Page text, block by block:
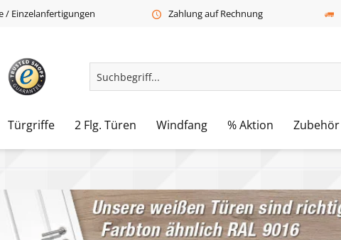
/ Einzelanfertigungen Zahlung auf Rechnung
Türgriffe 2 Flg. Türen Windfang % Aktion Zubehör